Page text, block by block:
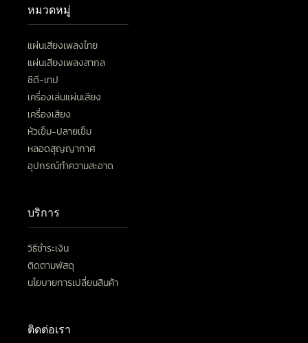
หมวดหมู่
แผ่นเสียงเพลงไทย
แผ่นเสียงเพลงสากล
ซีดี-เทป
เครื่องเล่นแผ่นเสียง
เครื่องเสียง
หัวเข็ม-ปลายเข็ม
หลอดสุญญากาศ
อุปกรณ์ทำความสะอาด
บริการ
วิธีชำระเงิน
ติดตามพัสดุ
นโยบายการเปลี่ยนสินค้า
ติดต่อเรา